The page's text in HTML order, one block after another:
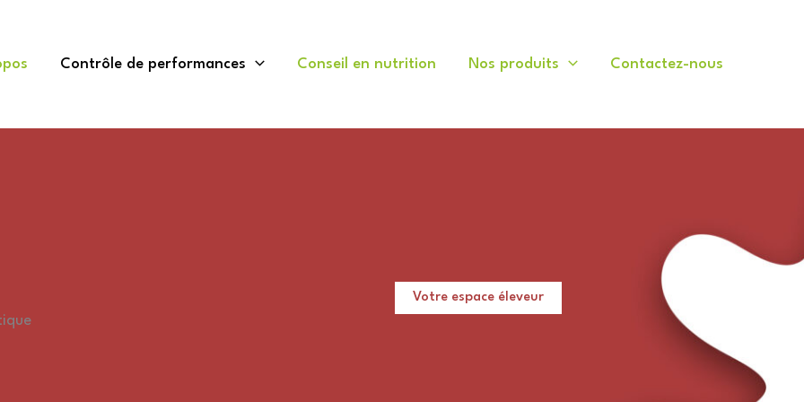
Contrôle de performances Conseil en nutrition Nos produits Contactez-nous
Votre espace éleveur